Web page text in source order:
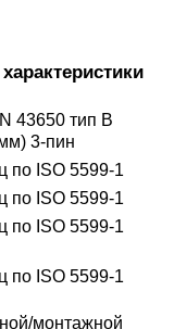
43650 тип B
3-пин
по ISO 5599-1
по ISO 5599-1
по ISO 5599-1
по ISO 5599-1
монтажной